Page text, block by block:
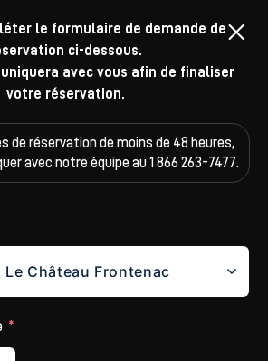
le formulaire de demande de
ci-dessous.
avec vous afin de finaliser
votre réservation.
de réservation de moins de 48 heures,
avec notre équipe au 1 866 263-7477.